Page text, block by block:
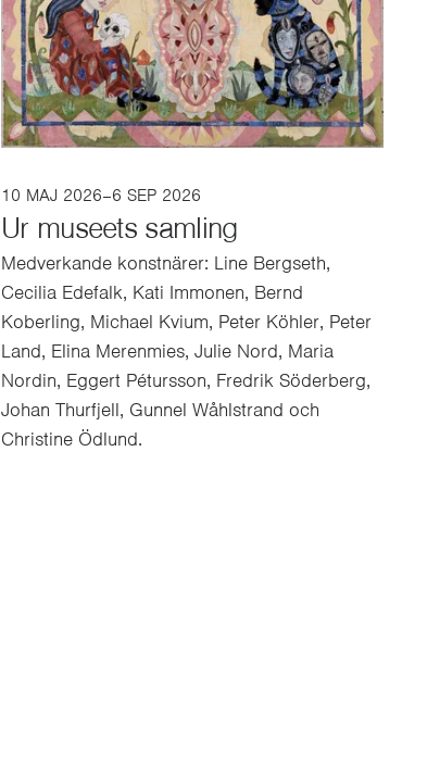
10 MAJ 2026–6 SEP 2026
Ur museets samling
Medverkande konstnärer: Line Bergseth,
Cecilia Edefalk, Kati Immonen, Bernd
Koberling, Michael Kvium, Peter Köhler, Peter
Land, Elina Merenmies, Julie Nord, Maria
Nordin, Eggert Pétursson, Fredrik Söderberg,
Johan Thurfjell, Gunnel Wåhlstrand och
Christine Ödlund.